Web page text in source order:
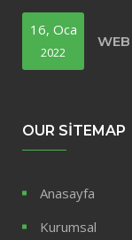
16, Oca
2022
OUR SITEMAP
Anasayfa
Kurumsal